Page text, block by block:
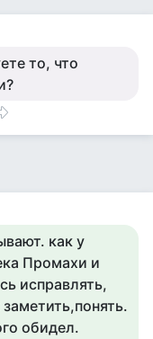
то, что
как у
Промахи и
исправлять,
обидел.